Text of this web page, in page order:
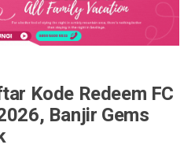
Kode Redeem FC
Banjir Gems